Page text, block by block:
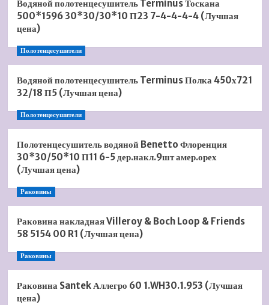
Водяной полотенцесушитель Terminus Тоскана
500*1596 30*30/30*10 П23 7-4-4-4-4 (Лучшая
цена)
Полотенцесушители
Водяной полотенцесушитель Terminus Полка 450х721
32/18 П5 (Лучшая цена)
Полотенцесушители
Полотенцесушитель водяной Benetto Флоренция
30*30/50*10 П11 6-5 дер.накл.9шт амер.орех
(Лучшая цена)
Раковины
Раковина накладная Villeroy & Boch Loop & Friends
58 5154 00 R1 (Лучшая цена)
Раковины
Раковина Santek Аллегро 60 1.WH30.1.953 (Лучшая
цена)